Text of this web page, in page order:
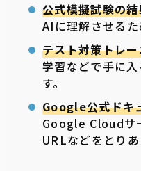
公式模擬試験の
AIに理解させるた
テスト対策トレ
学習などで手に
す。
Google公式ドキ
Google Cloudサ
URLなどをとりあ